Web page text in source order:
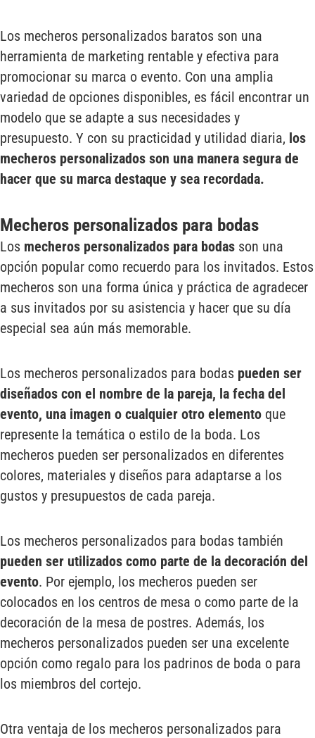
Los mecheros personalizados baratos son una
herramienta de marketing rentable y efectiva para
promocionar su marca o evento. Con una amplia
variedad de opciones disponibles, es fácil encontrar un
modelo que se adapte a sus necesidades y
presupuesto. Y con su practicidad y utilidad diaria, los
mecheros personalizados son una manera segura de
hacer que su marca destaque y sea recordada.
Mecheros personalizados para bodas
Los mecheros personalizados para bodas son una
opción popular como recuerdo para los invitados. Estos
mecheros son una forma única y práctica de agradecer
a sus invitados por su asistencia y hacer que su día
especial sea aún más memorable.
Los mecheros personalizados para bodas pueden ser
diseñados con el nombre de la pareja, la fecha del
evento, una imagen o cualquier otro elemento que
represente la temática o estilo de la boda. Los
mecheros pueden ser personalizados en diferentes
colores, materiales y diseños para adaptarse a los
gustos y presupuestos de cada pareja.
Los mecheros personalizados para bodas también
pueden ser utilizados como parte de la decoración del
evento. Por ejemplo, los mecheros pueden ser
colocados en los centros de mesa o como parte de la
decoración de la mesa de postres. Además, los
mecheros personalizados pueden ser una excelente
opción como regalo para los padrinos de boda o para
los miembros del cortejo.
Otra ventaja de los mecheros personalizados para